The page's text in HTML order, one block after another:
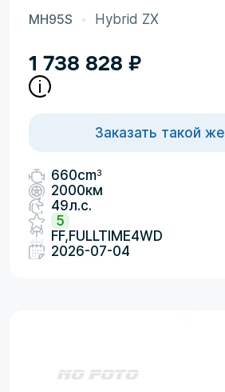
MH95S Hybrid ZX
1 738 828 ₽
Заказать такой же
660cm3
2000км
49л.с.
5
FF,FULLTIME4WD
2026-07-04